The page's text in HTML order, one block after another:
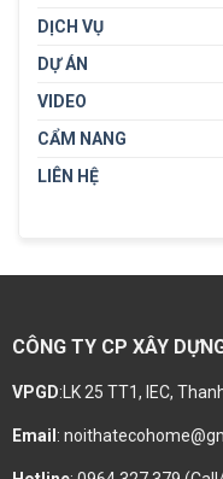
DỊCH VỤ
DỰ ÁN
VIDEO
CẨM NANG
LIÊN HỆ
CÔNG TY CP XÂY
VPGD:LK 25 TT1, IEC,
Email :